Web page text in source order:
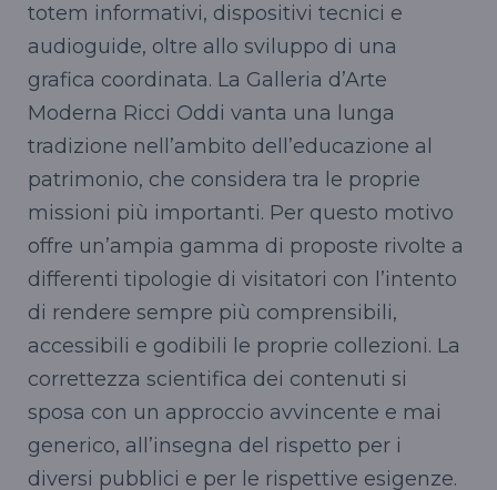
totem informativi, dispositivi tecnici e
audioguide, oltre allo sviluppo di una
grafica coordinata. La Galleria d’Arte
Moderna Ricci Oddi vanta una lunga
tradizione nell’ambito dell’educazione al
patrimonio, che considera tra le proprie
missioni più importanti. Per questo motivo
offre un’ampia gamma di proposte rivolte a
differenti tipologie di visitatori con l’intento
di rendere sempre più comprensibili,
accessibili e godibili le proprie collezioni. La
correttezza scientifica dei contenuti si
sposa con un approccio avvincente e mai
generico, all’insegna del rispetto per i
diversi pubblici e per le rispettive esigenze.